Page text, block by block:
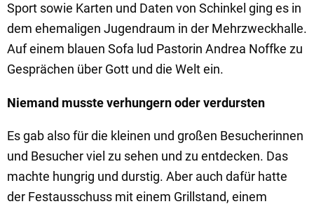
Sport sowie Karten und Daten von Schinkel ging es in
dem ehemaligen Jugendraum in der Mehrzweckhalle.
Auf einem blauen Sofa lud Pastorin Andrea Noffke zu
Gesprächen über Gott und die Welt ein.
Niemand musste verhungern oder verdursten
Es gab also für die kleinen und großen Besucherinnen
und Besucher viel zu sehen und zu entdecken. Das
machte hungrig und durstig. Aber auch dafür hatte
der Festausschuss mit einem Grillstand, einem